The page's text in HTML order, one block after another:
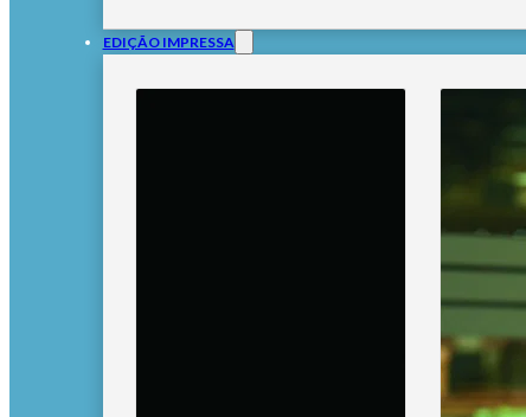
EDIÇÃO IMPRESSA